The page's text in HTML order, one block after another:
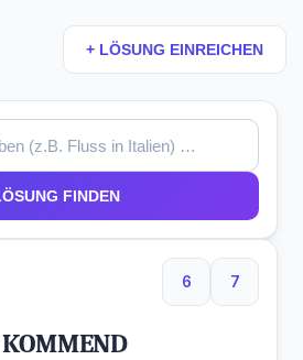
+ LÖSUNG EINREICHEN
FINDEN
6
6 Buchstaben
7
7
KOMMEND